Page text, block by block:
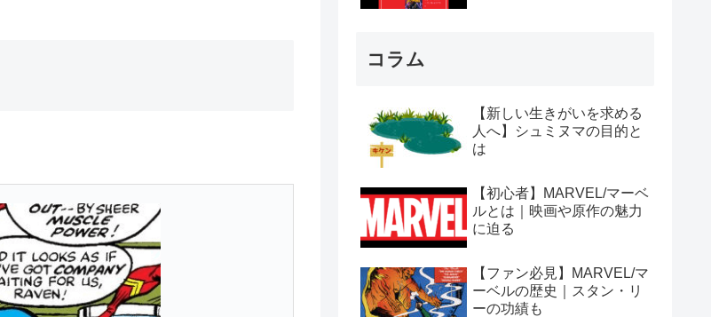
コラム
【新しい生きがいを求める
人へ】シュミヌマの目的と
は
【初心者】MARVEL/マーベ
ルとは｜映画や原作の魅力
に迫る
【ファン必見】MARVEL/マ
ーベルの歴史｜スタン・リ
ーの功績も